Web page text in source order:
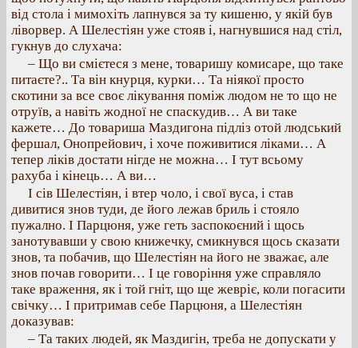
від стола і мимохіть лапнувся за ту кишеню, у якій був
ліворвер. А Шелестіян уже стояв і, нагнувшися над стіл,
гукнув до слухача:
– Що ви смієтеся з мене, товаришу комисаре, що таке
питаєте?.. Та він кнурця, курки… Та ніякої просто
скотини за все своє лікування поміж людом не то що не
отруїв, а навіть жодної не спаскудив… А ви таке
кажете… До товариша Маздигона підліз отой людський
фершал, Онопрейович, і хоче поживитися ліками… А
тепер ліків достати нігде не можна… І тут всьому
рахуба і кінець… А ви…
І сів Шелестіян, і втер чоло, і свої вуса, і став
дивитися знов туди, де його лежав бриль і стояло
пужално. І Парцюня, уже геть заспокоєний і щось
занотувавши у свою книжечку, смикнувся щось сказати
знов, та побачив, що Шелестіян на його не зважає, але
знов почав говорити… І це говоріння уже справляло
таке враження, як і той гніт, що ще жевріє, коли погасити
свічку… І притримав себе Парцюня, а Шелестіян
доказував:
– Та таких людей, як Маздигін, треба не допускати у